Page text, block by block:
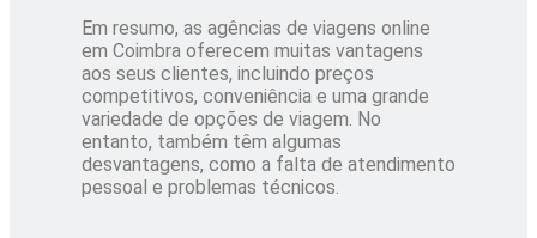
Em resumo, as agências de viagens online
em Coimbra oferecem muitas vantagens
aos seus clientes, incluindo preços
competitivos, conveniência e uma grande
variedade de opções de viagem. No
entanto, também têm algumas
desvantagens, como a falta de atendimento
pessoal e problemas técnicos.